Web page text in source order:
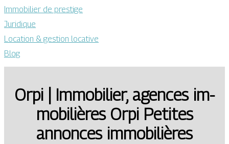
Immobilier de prestige
Juridique
Location & gestion locative
Blog
Orpi | Immobilier, agences im­
mobi­lières Orpi Petites
annonces im­mobi­lières